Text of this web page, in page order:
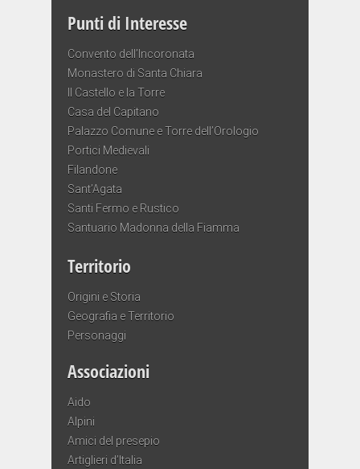
Punti di Interesse
Convento dell’Incoronata
Monastero di Santa Chiara
Il Castello e la Torre
Casa del Capitano
Palazzo Comune e Torre dell’Orologio
Portici Medievali
Filandone
Sant’Agata
Santi Fermo e Rustico
Santuario Madonna della Fiamma
Territorio
Origini e Storia
Geografia e Territorio
Personaggi
Associazioni
Aido
Alpini
Amici del presepio
Artiglieri d’Italia